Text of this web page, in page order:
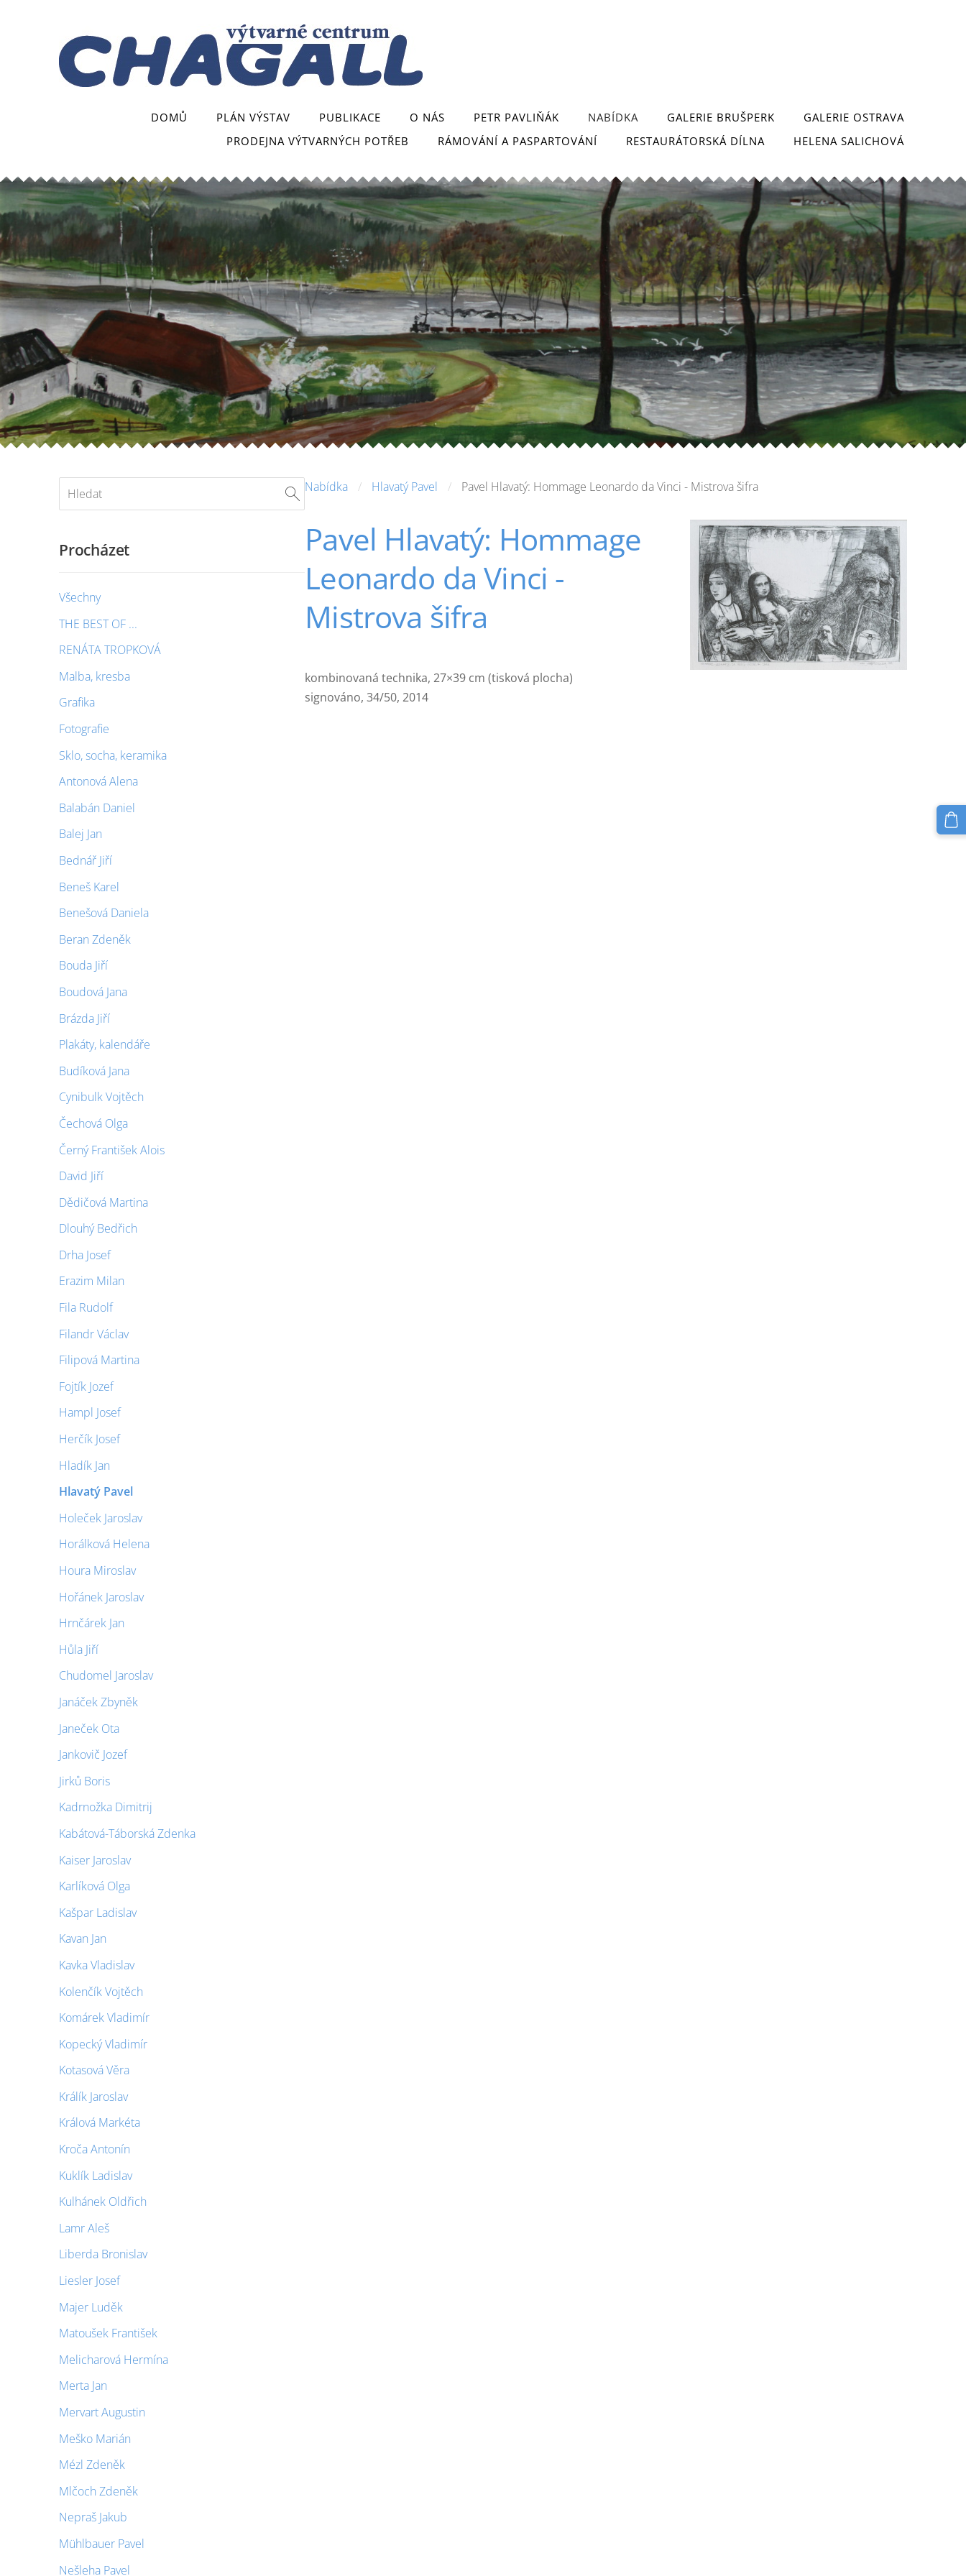
DOMŮ PLÁN VÝSTAV PUBLIKACE O NÁS PETR PAVLIŇÁK NABÍDKA GALERIE BRUŠPERK
GALERIE OSTRAVA
PRODEJNA VÝTVARNÝCH POTŘEB
RÁMOVÁNÍ A PASPARTOVÁNÍ RESTAURÁTORSKÁ DÍLNA HELENA SALICHOVÁ
Procházet
Všechny
THE BEST OF ...
RENÁTA TROPKOVÁ
Malba, kresba
Grafika
Fotografie
Sklo, socha, keramika
Antonová Alena
Balabán Daniel
Balej Jan
Bednář Jiří
Beneš Karel
Benešová Daniela
Beran Zdeněk
Bouda Jiří
Boudová Jana
Brázda Jiří
Plakáty, kalendáře
Budíková Jana
Cynibulk Vojtěch
Čechová Olga
Černý František Alois
David Jiří
Dědičová Martina
Dlouhý Bedřich
Drha Josef
Erazim Milan
Fila Rudolf
Filandr Václav
Filipová Martina
Fojtík Jozef
Hampl Josef
Herčík Josef
Hladík Jan
Hlavatý Pavel
Holeček Jaroslav
Horálková Helena
Houra Miroslav
Hořánek Jaroslav
Hrnčárek Jan
Hůla Jiří
Chudomel Jaroslav
Janáček Zbyněk
Janeček Ota
Jankovič Jozef
Jirků Boris
Kadrnožka Dimitrij
Kabátová-Táborská Zdenka
Kaiser Jaroslav
Karlíková Olga
Kašpar Ladislav
Kavan Jan
Kavka Vladislav
Kolenčík Vojtěch
Komárek Vladimír
Kopecký Vladimír
Kotasová Věra
Králík Jaroslav
Králová Markéta
Kroča Antonín
Kuklík Ladislav
Kulhánek Oldřich
Lamr Aleš
Liberda Bronislav
Liesler Josef
Majer Luděk
Matoušek František
Melicharová Hermína
Merta Jan
Mervart Augustin
Meško Marián
Mézl Zdeněk
Mlčoch Zdeněk
Nepraš Jakub
Mühlbauer Pavel
Nešleha Pavel
Nabídka Hlavatý Pavel Pavel Hlavatý: Hommage Leonardo da Vinci - Mistrova šifra
Pavel Hlavatý: Hommage
Leonardo da Vinci -
Mistrova šifra
kombinovaná technika, 27×39 cm (tisková plocha)
signováno, 34/50, 2014